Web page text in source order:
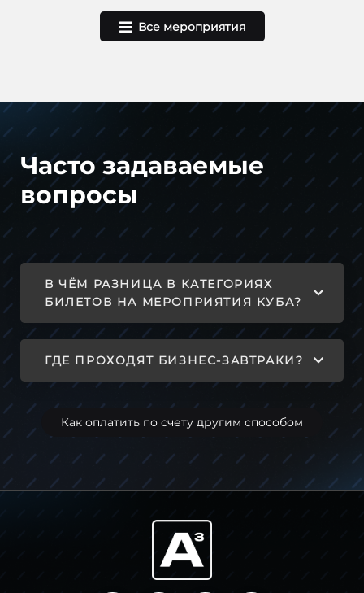
Все мероприятия
Часто задаваемые
вопросы
В ЧЁМ РАЗНИЦА В КАТЕГОРИЯХ
БИЛЕТОВ НА МЕРОПРИЯТИЯ КУБА?
ГДЕ ПРОХОДЯТ БИЗНЕС-ЗАВТРАКИ?
Как оплатить по счету другим способом